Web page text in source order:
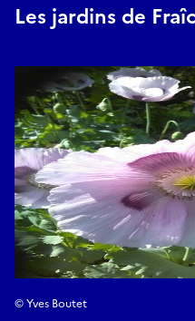
Les jardins de
© Yves Boutet